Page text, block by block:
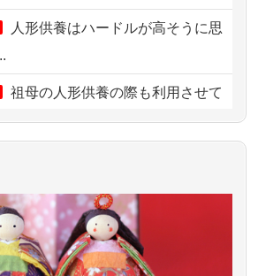
さいたの方からお申込み
東京都の方からお申込み
京都市の方からお申込み
墨田区の方からお申込み
神奈川の方からお申込み
人形供養はハードルが高そうに思
祖母の人形供養の際も利用させて
ある
内容（料金や送り方等）がとて